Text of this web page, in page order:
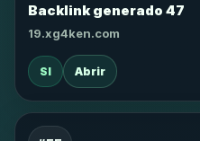
Backlink generado 47
19.xg4ken.com
SI Abrir